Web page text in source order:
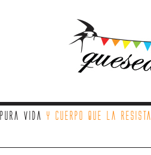
Pura vida y cuerpo que la resista